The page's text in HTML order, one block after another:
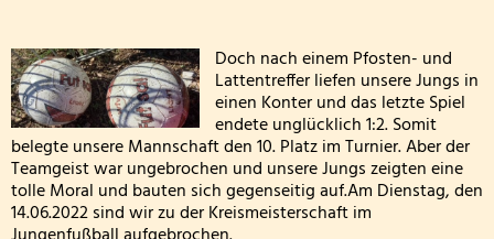
Besuch der dritten Klassen in der Kläranlage
Klasse 2000! bei den Wölflingen
Klasse 2000 - die erste Stunde! in der Bärenklasse
Doch nach einem Pfosten- und
Lattentreffer liefen unsere Jungs in
einen Konter und das letzte Spiel
endete unglücklich 1:2. Somit
belegte unsere Mannschaft den 10. Platz im Turnier. Aber der
Teamgeist war ungebrochen und unsere Jungs zeigten eine
tolle Moral und bauten sich gegenseitig auf.Am Dienstag, den
14.06.2022 sind wir zu der Kreismeisterschaft im